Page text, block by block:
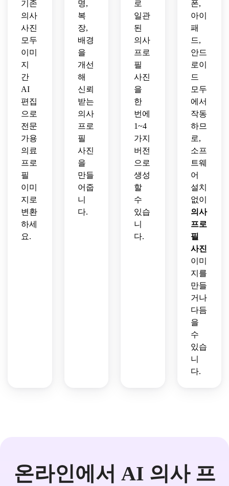
기존
의사
사진
모두
이미
지
간
AI
편집
으로
전문
가용
의료
프로
필
이미
지로
변환
하세
요.
명,
복
장,
배경
을
개선
해
신뢰
받는
의사
프로
필
사진
을
만들
어줍
니
다.
로
일관
된
의사
프로
필
사진
을
한
번에
1~4
가지
버전
으로
생성
할
수
있습
니
다.
폰,
아이
패
드,
안드
로이
드
모두
에서
작동
하므
로,
소프
트웨
어
설치
없이
의사
프로
필
사진
이미
지를
만들
거나
다듬
을
수
있습
니
다.
온라인에서 AI 의사 프